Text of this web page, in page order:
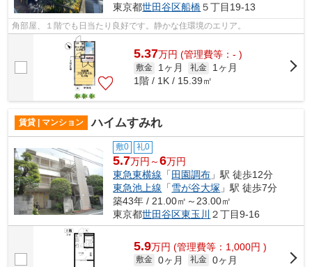
東京都世田谷区船橋５丁目19-13
角部屋、１階でも日当たり良好です。静かな住環境のエリア。
5.37万円 (管理費等：- )
敷金 1ヶ月 礼金
1ヶ月
1階 / 1K / 15.39㎡
賃貸 | マンション ハイムすみれ
敷0 礼0
5.7万円～6万円
東急東横線 「 田園調布 」駅 徒歩12分
東急池上線 「雪が谷大塚 」駅 徒歩7分
築43年 / 21.00㎡～23.00㎡
東京都世田谷区東玉川 ２丁目9-16
5.9万円 (管理費等：1,000円 )
敷金 0ヶ月 礼金 0ヶ月